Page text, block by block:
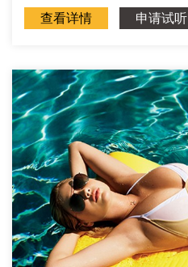
查看详情 申请试听